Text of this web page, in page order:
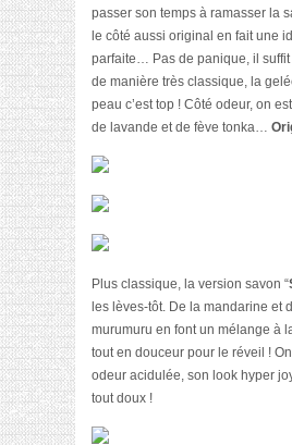
passer son temps à ramasser la
le côté aussi original en fait une
parfaite… Pas de panique, il
de manière très classique, la
peau c’est top ! Côté odeur, on
de lavande et de fève tonka…
Plus classique, la version savon “
les lèves-tôt. De la mandarine et
murumuru en font un mélange à
tout en douceur pour le réveil !
odeur acidulée, son look hyper
tout doux !